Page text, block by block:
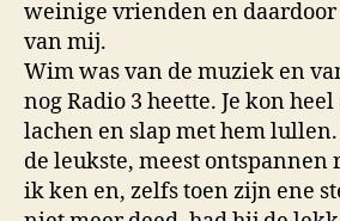
weinige vrienden en
van mij.
Wim was van de muziek en
nog Radio 3 heette. Je kon
lachen en slap met hem
de leukste, meest ontspannen
ik ken en, zelfs toen zijn ene